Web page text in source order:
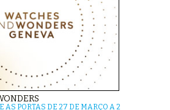
AS PORTAS DE 27 DE MARÇO A 2